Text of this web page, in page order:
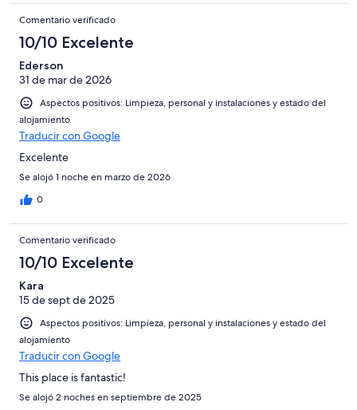
Comentario verificado
10/10 Excelente
Ederson
31 de mar de 2026
Aspectos positivos: Limpieza, personal y instalaciones y estado del
alojamiento
Traducir con Google
Excelente
Se alojó 1 noche en marzo de 2026
0
Comentario verificado
10/10 Excelente
Kara
15 de sept de 2025
Aspectos positivos: Limpieza, personal y instalaciones y estado del
alojamiento
Traducir con Google
This place is fantastic!
Se alojó 2 noches en septiembre de 2025